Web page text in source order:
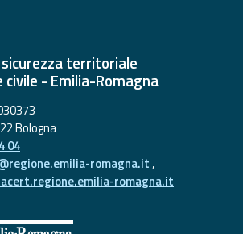
territoriale
civile - Emilia-Romagna
Bologna
04
romagna.it,
romagna.it